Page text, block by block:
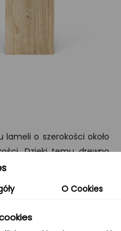
lameli o szerokości około
Dzięki temu drewno
i spójną strukturę,
O Cookies